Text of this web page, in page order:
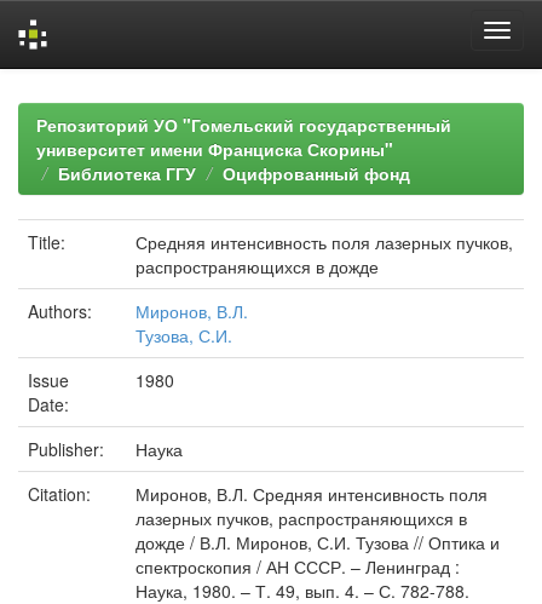
navigationРепозиторий УО "Гомельский государственный
университет имени Франциска Скорины"
Библиотека ГГУ
Оцифрованный фонд
Title:
Средняя интенсивность поля лазерных пучков,
распространяющихся в дожде
Authors:
Миронов, В.Л.
Тузова, С.И.
Issue
Date:
1980
Publisher:
Наука
Citation:
Миронов, В.Л. Средняя интенсивность поля
лазерных пучков, распространяющихся в
дожде / В.Л. Миронов, С.И. Тузова // Оптика и
спектроскопия / АН СССР. – Ленинград :
Наука, 1980. – Т. 49, вып. 4. – С. 782-788.